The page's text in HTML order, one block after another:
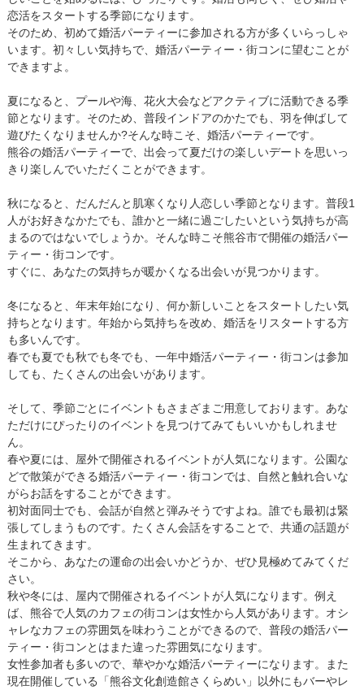
恋活をスタートする季節になります。
そのため、初めて婚活パーティーに参加される方が多くいらっしゃ
います。初々しい気持ちで、婚活パーティー・街コンに望むことが
できますよ。
夏になると、プールや海、花火大会などアクティブに活動できる季
節となります。そのため、普段インドアのかたでも、羽を伸ばして
遊びたくなりませんか?そんな時こそ、婚活パーティーです。
熊谷の婚活パーティーで、出会って夏だけの楽しいデートを思いっ
きり楽しんでいただくことができます。
秋になると、だんだんと肌寒くなり人恋しい季節となります。普段1
人がお好きなかたでも、誰かと一緒に過ごしたいという気持ちが高
まるのではないでしょうか。そんな時こそ熊谷市で開催の婚活パー
ティー・街コンです。
すぐに、あなたの気持ちが暖かくなる出会いが見つかります。
冬になると、年末年始になり、何か新しいことをスタートしたい気
持ちとなります。年始から気持ちを改め、婚活をリスタートする方
も多いんです。
春でも夏でも秋でも冬でも、一年中婚活パーティー・街コンは参加
しても、たくさんの出会いがあります。
そして、季節ごとにイベントもさまざまご用意しております。あな
ただけにぴったりのイベントを見つけてみてもいいかもしれませ
ん。
春や夏には、屋外で開催されるイベントが人気になります。公園な
どで散策ができる婚活パーティー・街コンでは、自然と触れ合いな
がらお話をすることができます。
初対面同士でも、会話が自然と弾みそうですよね。誰でも最初は緊
張してしまうものです。たくさん会話をすることで、共通の話題が
生まれてきます。
そこから、あなたの運命の出会いかどうか、ぜひ見極めてみてくだ
さい。
秋や冬には、屋内で開催されるイベントが人気になります。例え
ば、熊谷で人気のカフェの街コンは女性から人気があります。オシ
ャレなカフェの雰囲気を味わうことができるので、普段の婚活パー
ティー・街コンとはまた違った雰囲気になります。
女性参加者も多いので、華やかな婚活パーティーになります。また
現在開催している「熊谷文化創造館さくらめい」以外にもバーやレ